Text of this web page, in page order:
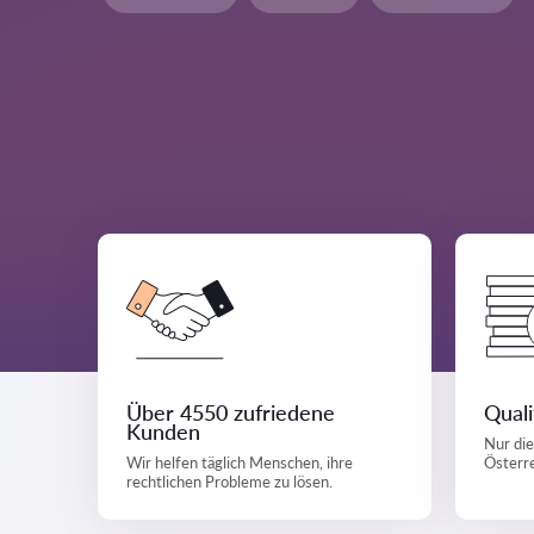
Über 4550 zufriedene
Kunden
Wir helfen täglich Menschen, ihre
rechtlichen Probleme zu lösen.
Nur